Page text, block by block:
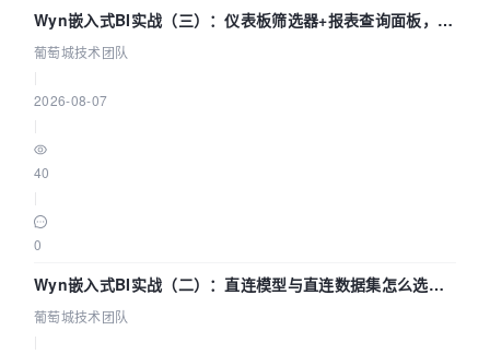
Wyn嵌入式BI实战（三）：仪表板筛选器+报表查询面板，参
数联动全闭环
葡萄城技术团队
2026-08-07
40
0
Wyn嵌入式BI实战（二）：直连模型与直连数据集怎么选，
参数为什么不生效？| 葡萄城技术团队
葡萄城技术团队